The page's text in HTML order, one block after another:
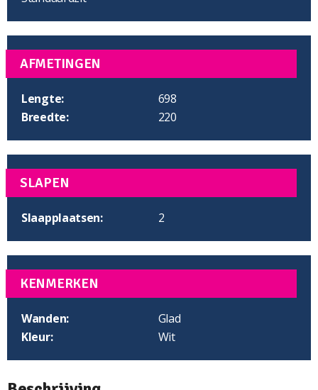
AFMETINGEN
Lengte:
698
Breedte:
220
SLAPEN
Slaapplaatsen: 2
KENMERKEN
Wanden:
Glad
Kleur:
Wit